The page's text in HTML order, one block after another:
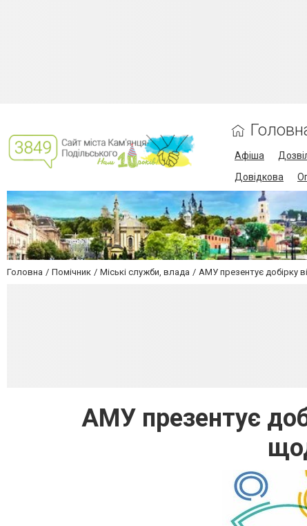
Афіша
Довідкова
Головна Помічник Міські служби, влада АМУ презентує добірку
АМУ презентує